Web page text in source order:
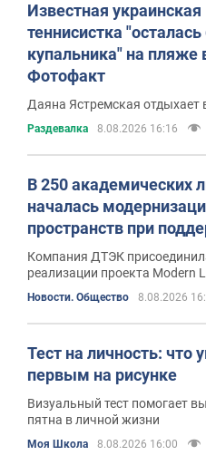
Известная украинская
теннисистка "осталась
купальника" на пляже
Фотофакт
Даяна Ястремская отдыхает
Раздевалка 8.08.2026 16:16
В 250 академических
началась
пространств при
Компания ДТЭК
реализации проекта Modern
Новости. Общество 8.08.2026
Тест на личность: что
первым на рисунке
Визуальный тест помогает
пятна в личной жизни
Моя Школа 8.08.2026 16:00